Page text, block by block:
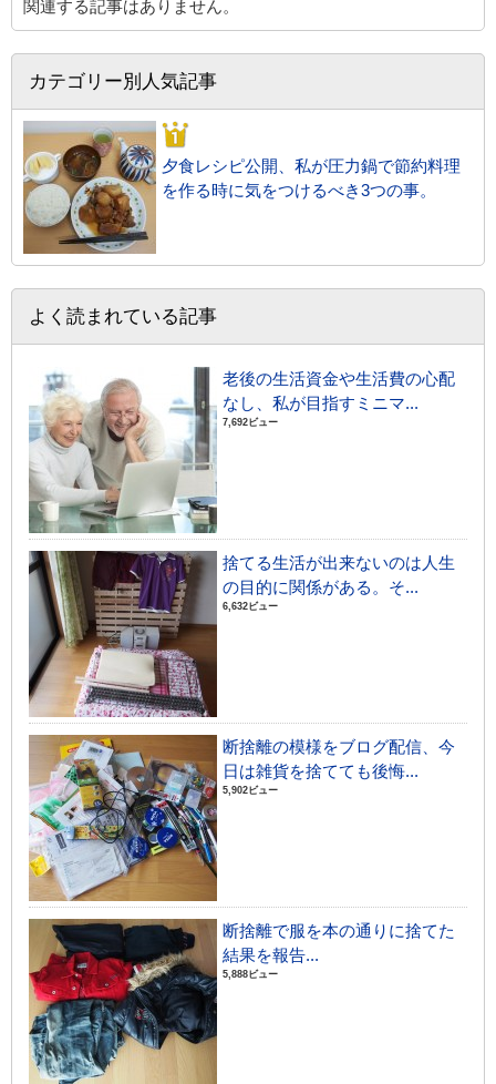
関連する記事はありません。
カテゴリー別人気記事
夕食レシピ公開、私が圧力鍋で節約料理
を作る時に気をつけるべき3つの事。
よく読まれている記事
老後の生活資金や生活費の心配
なし、私が目指すミニマ...
7,692ビュー
捨てる生活が出来ないのは人生
の目的に関係がある。そ...
6,632ビュー
断捨離の模様をブログ配信、今
日は雑貨を捨てても後悔...
5,902ビュー
断捨離で服を本の通りに捨てた
結果を報告...
5,888ビュー